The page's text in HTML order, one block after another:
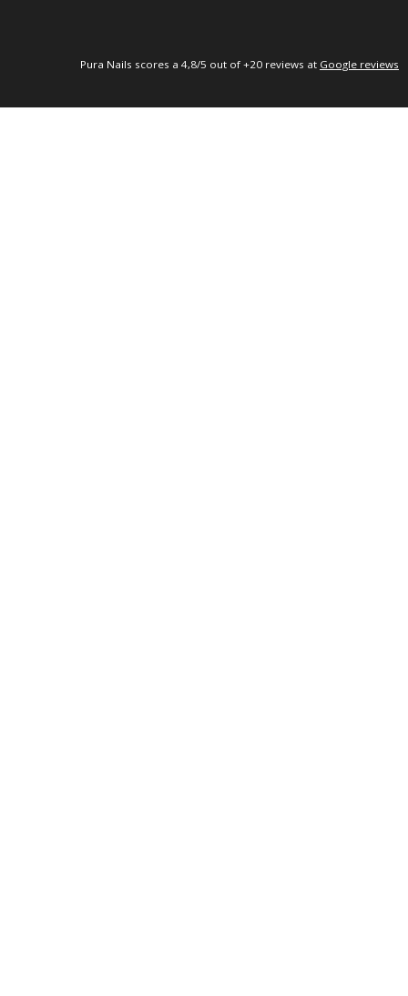
Pura Nails scores a 4,8/5 out of +20 reviews at Google reviews